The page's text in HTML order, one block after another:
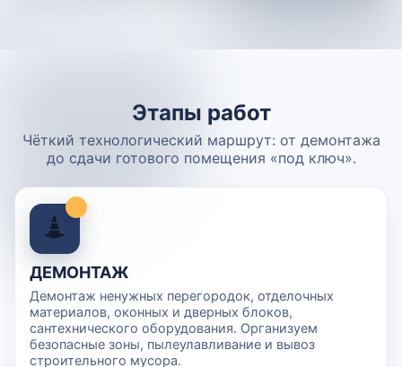
Этапы работ
Чёткий технологический маршрут: от демонтажа
до сдачи готового помещения «под ключ».
ДЕМОНТАЖ
Демонтаж ненужных перегородок, отделочных
материалов, оконных и дверных блоков,
сантехнического оборудования. Организуем
безопасные зоны, пылеулавливание и вывоз
строительного мусора.